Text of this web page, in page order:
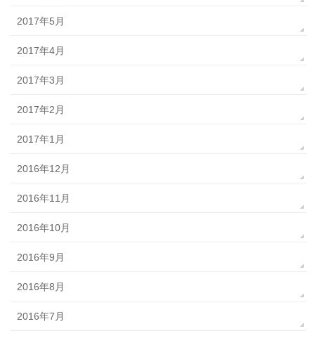
2017年5月
2017年4月
2017年3月
2017年2月
2017年1月
2016年12月
2016年11月
2016年10月
2016年9月
2016年8月
2016年7月